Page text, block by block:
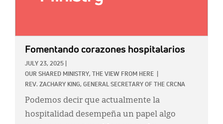
Fomentando corazones hospitalarios
JULY 23, 2025
OUR SHARED MINISTRY,
THE VIEW FROM HERE
REV. ZACHARY KING, GENERAL SECRETARY OF THE CRCNA
Podemos decir que actualmente la
hospitalidad desempeña un papel algo